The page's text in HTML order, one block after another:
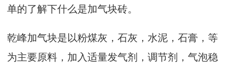
单的了解下什么是加气块砖。
乾峰加气块是以粉煤灰，石灰，水泥，石膏，等
为主要原料，加入适量发气剂，调节剂，气泡稳